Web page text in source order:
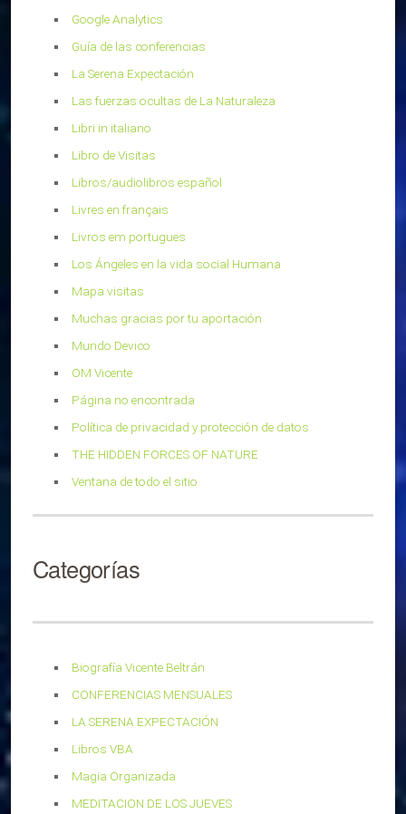
Google Analytics
Guía de las conferencias
La Serena Expectación
Las fuerzas ocultas de La Naturaleza
Libri in italiano
Libro de Visitas
Libros/audiolibros español
Livres en français
Livros em portugues
Los Ángeles en la vida social Humana
Mapa visitas
Muchas gracias por tu aportación
Mundo Devico
OM Vicente
Página no encontrada
Política de privacidad y protección de datos
THE HIDDEN FORCES OF NATURE
Ventana de todo el sitio
Categorías
Biografía Vicente Beltrán
CONFERENCIAS MENSUALES
LA SERENA EXPECTACIÓN
Libros VBA
Magia Organizada
MEDITACION DE LOS JUEVES